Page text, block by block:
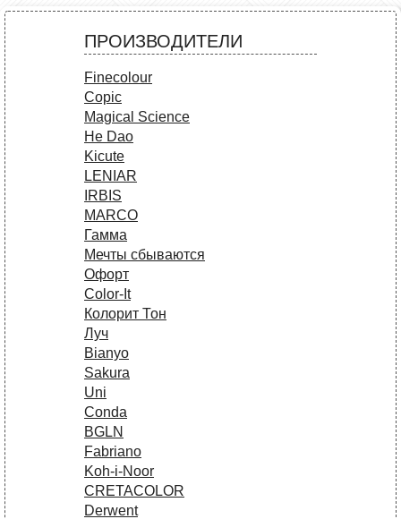
ПРОИЗВОДИТЕЛИ
Finecolour
Copic
Magical Science
He Dao
Kicute
LENIAR
IRBIS
MARCO
Гамма
Мечты сбываются
Офорт
Сolor-It
Колорит Тон
Луч
Bianyo
Sakura
Uni
Conda
BGLN
Fabriano
Koh-i-Noor
CRETACOLOR
Derwent